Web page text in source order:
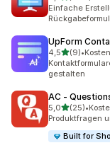
Einfache
UpForm
4,5von 5
(9)
9 Rezensionen
•
gestalten
AC ‑
5,0von 5
(25)
25 •
Produktfragen
Built for